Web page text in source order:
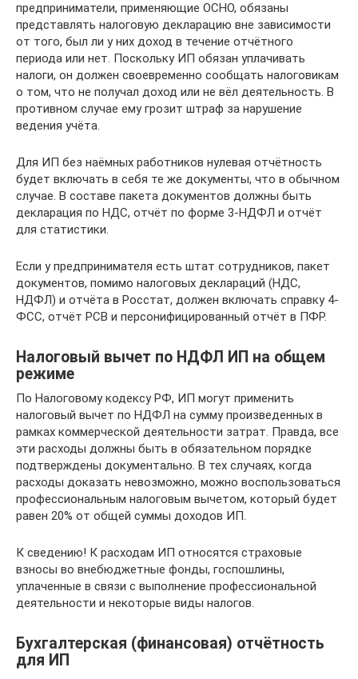
предприниматели, применяющие ОСНО, обязаны
представлять налоговую декларацию вне зависимости
от того, был ли у них доход в течение отчётного
периода или нет. Поскольку ИП обязан уплачивать
налоги, он должен своевременно сообщать налоговикам
о том, что не получал доход или не вёл деятельность. В
противном случае ему грозит штраф за нарушение
ведения учёта.
Для ИП без наёмных работников нулевая отчётность
будет включать в себя те же документы, что в обычном
случае. В составе пакета документов должны быть
декларация по НДС, отчёт по форме 3-НДФЛ и отчёт
для статистики.
Если у предпринимателя есть штат сотрудников, пакет
документов, помимо налоговых деклараций (НДС,
НДФЛ) и отчёта в Росстат, должен включать справку 4-
ФСС, отчёт РСВ и персонифицированный отчёт в ПФР.
Налоговый вычет по НДФЛ ИП на общем
режиме
По Налоговому кодексу РФ, ИП могут применить
налоговый вычет по НДФЛ на сумму произведенных в
рамках коммерческой деятельности затрат. Правда, все
эти расходы должны быть в обязательном порядке
подтверждены документально. В тех случаях, когда
расходы доказать невозможно, можно воспользоваться
профессиональным налоговым вычетом, который будет
равен 20% от общей суммы доходов ИП.
К сведению! К расходам ИП относятся страховые
взносы во внебюджетные фонды, госпошлины,
уплаченные в связи с выполнение профессиональной
деятельности и некоторые виды налогов.
Бухгалтерская (финансовая) отчётность
для ИП